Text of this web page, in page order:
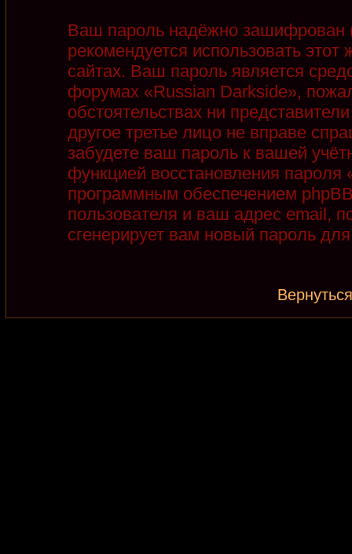
Ваш пароль надёжно зашифрован
рекомендуется использовать
сайтах. Ваш пароль является
форумах «Russian Darkside»,
обстоятельствах ни
другое третье лицо не вправе
забудете ваш пароль к вашей
функцией восстановления
программным обеспечением
пользователя и ваш адрес email,
сгенерирует вам новый пароль